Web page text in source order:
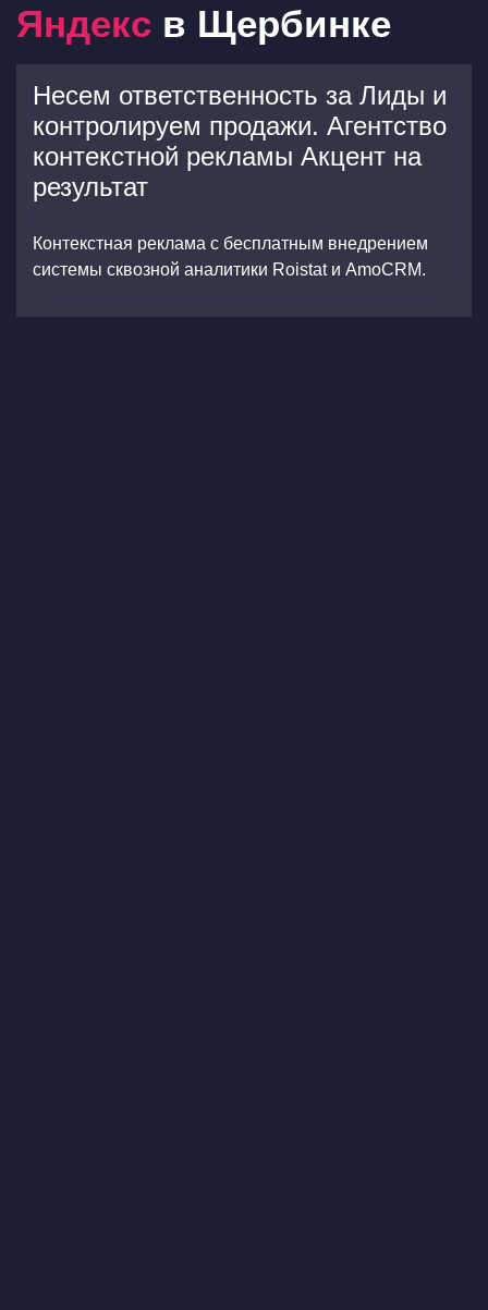
Яндекс в Щербинке
Несем ответственность за Лиды и
контролируем продажи. Агентство
контекстной рекламы Акцент на
результат
Контекстная реклама с бесплатным внедрением
системы сквозной аналитики Roistat и AmoCRM.